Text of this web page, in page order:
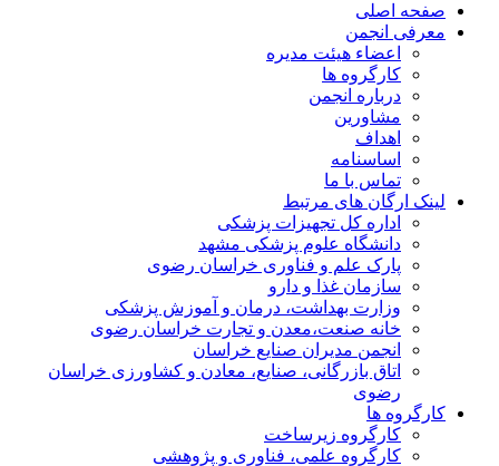
صفحه اصلی
معرفی انجمن
اعضاء هیئت مدیره
کارگروه ها
درباره انجمن
مشاورین
اهداف
اساسنامه
تماس با ما
لینک ارگان های مرتبط
اداره کل تجهیزات پزشکی
دانشگاه علوم پزشکی مشهد
پارک علم و فناوری خراسان رضوی
سازمان غذا و دارو
وزارت بهداشت، درمان و آموزش پزشکی
خانه صنعت،معدن و تجارت خراسان رضوی
انجمن مدیران صنایع خراسان
اتاق بازرگانی، صنایع، معادن و کشاورزی خراسان
رضوی
کارگروه ها
کارگروه زیرساخت
کارگروه علمی، فناوری و پژوهشی